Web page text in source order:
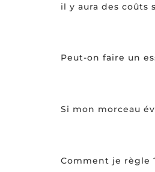
il y aura des coûts
Peut-on faire un
Si mon morceau
Comment je règle